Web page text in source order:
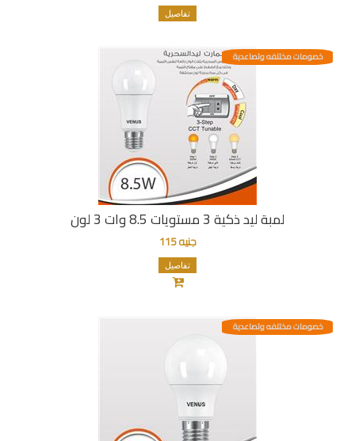
تفاصيل
لمبة ليد ذكية 3 مستويات 8.5 وات 3 لون
خصومات مختلفه وتصاعدية
جنيه 115
تفاصيل
خصومات مختلفه وتصاعدية